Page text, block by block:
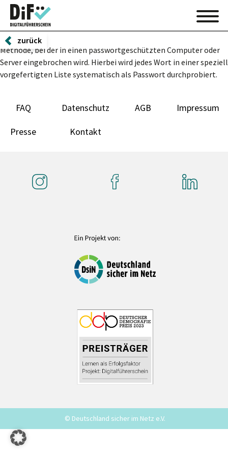
zurück
Methode, bei der in einen passwortgeschützten Computer oder
Server eingebrochen wird. Hierbei wird jedes Wort in einer speziell
vorgefertigten Liste systematisch als Passwort durchprobiert.
FAQ Datenschutz AGB Impressum
Presse Kontakt
© Deutschland sicher im Netz e.V.